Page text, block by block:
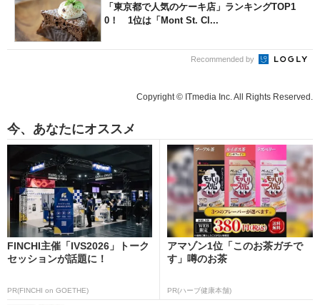
「東京都で人気のケーキ店」ランキングTOP1
0！ 1位は「Mont St. Cl...
Recommended by
Copyright © ITmedia Inc. All Rights Reserved.
今、あなたにオススメ
FINCHI主催「IVS2026」トーク
セッションが話題に！
PR(FINCHI on GOETHE)
アマゾン1位「このお茶ガチで
す」噂のお茶
PR(ハーブ健康本舗)